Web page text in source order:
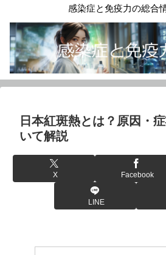
感染症と免疫力の総合
日本紅斑熱とは？原因・
いて解説
X Facebook
LINE